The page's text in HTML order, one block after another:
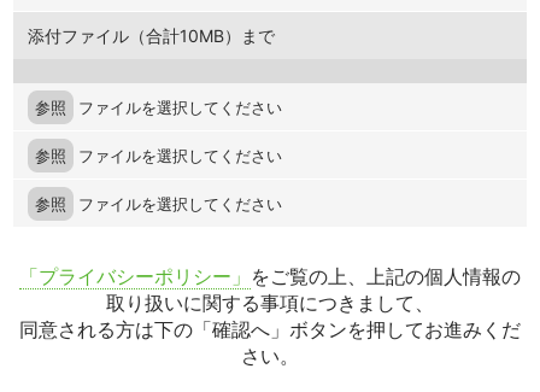
添付ファイル（合計10MB）まで
参照 ファイルを選択してください
参照 ファイルを選択してください
参照 ファイルを選択してください
「プライバシーポリシー」 をご覧の上、上記の個人情報の
取り扱いに関する事項につきまして、
同意される方は下の「確認へ」ボタンを押してお進みくだ
さい。